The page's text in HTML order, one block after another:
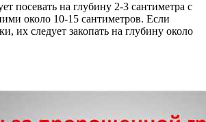
посевать на глубину 2-3 сантиметра с
около 10-15 сантиметров. Если
их следует закопать на глубину около